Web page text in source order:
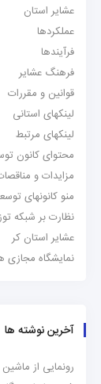
عشایر استان
عملکردها
فرآیندها
فرهنگ عشایر
قوانین و مقررات
لینکهای استانی
لینکهای مرتبط
محتوای کانون
مزایدات و
منو کانونهای
نظارت بر شبکه
عشایر استان کر
نمایشگاه مجازی
آخرین نوشته ها
رونمایی از